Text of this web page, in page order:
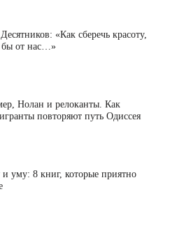
«Как сберечь красоту,
бы от нас…»
Нолан и релоканты. Как
повторяют путь Одиссея
уму: 8 книг, которые приятно